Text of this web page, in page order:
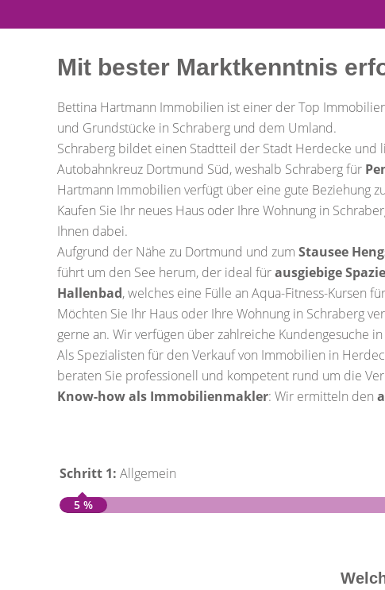
Mit bester Marktkenntnis
Bettina Hartmann Immobilien ist einer der Top
und Grundstücke in Schraberg und dem Umland.
Schraberg bildet einen Stadtteil der Stadt Herdecke
Autobahnkreuz Dortmund Süd, weshalb Schraberg für
Hartmann Immobilien verfügt über eine gute Beziehung
Kaufen Sie Ihr neues Haus oder Ihre Wohnung in
Ihnen dabei.
Aufgrund der Nähe zu Dortmund und zum Stausee
führt um den See herum, der ideal fürausgiebige
Hallenbad, welches eine Fülle an Aqua-Fitness-Kursen
Möchten Sie Ihr Haus oder Ihre Wohnung in Schraberg
gerne an. Wir verfügen über zahlreiche Kundengesuche
Als Spezialisten für den Verkauf von Immobilien in
beraten Sie professionell und kompetent rund um die
Know-how als Immobilienmakler: Wir ermitteln den
Schritt 1: Allgemein
5 %